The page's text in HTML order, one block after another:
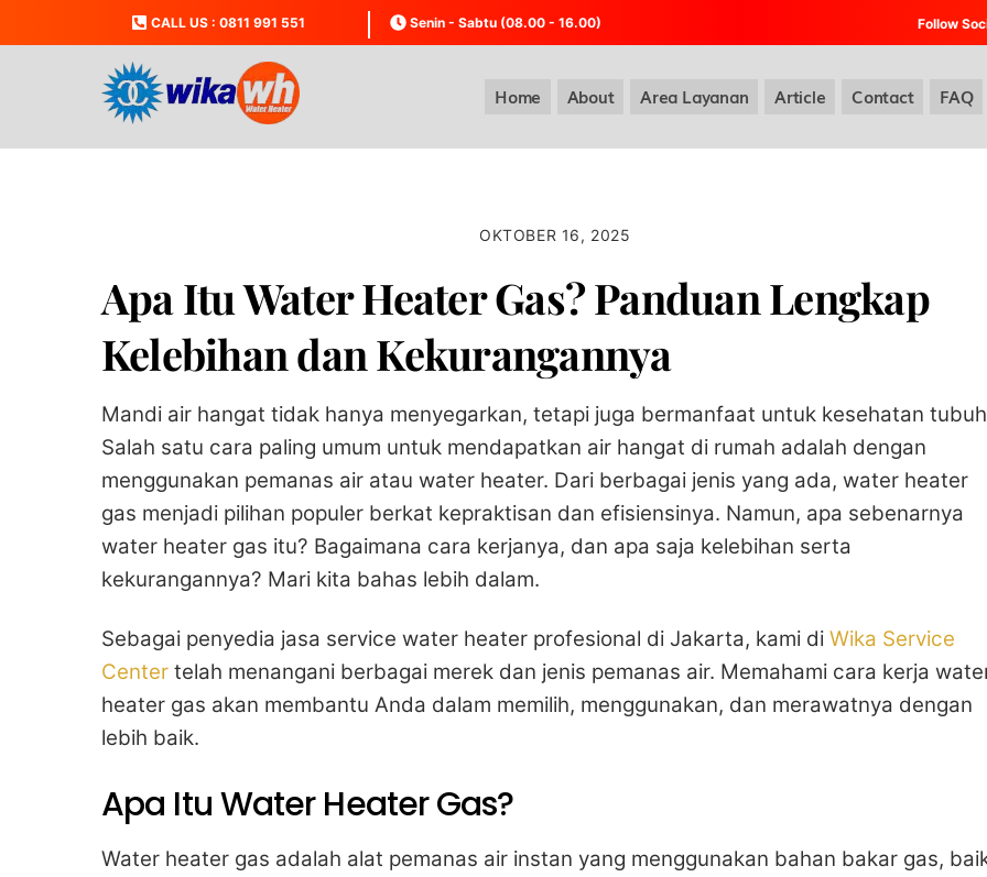
to
CALL US : 0811 991 551 Senin - Sabtu (08.00 - 16.00) Follow
Home About Area Layanan Article Contact FAQ
OKTOBER 16, 2025
Apa Itu Water Heater Gas? Panduan Lengkap
Kelebihan dan Kekurangannya
Mandi air hangat tidak hanya menyegarkan, tetapi juga bermanfaat untuk kesehatan
Salah satu cara paling umum untuk mendapatkan air hangat di rumah adalah dengan
menggunakan pemanas air atau water heater. Dari berbagai jenis yang ada, water heater
gas menjadi pilihan populer berkat kepraktisan dan efisiensinya. Namun, apa sebenarnya
water heater gas itu? Bagaimana cara kerjanya, dan apa saja kelebihan serta
kekurangannya? Mari kita bahas lebih dalam.
Sebagai penyedia jasa service water heater profesional di Jakarta, kami di Wika Service
Center telah menangani berbagai merek dan jenis pemanas air. Memahami cara kerja
heater gas akan membantu Anda dalam memilih, menggunakan, dan merawatnya dengan
lebih baik.
Apa Itu Water Heater Gas?
Water heater gas adalah alat pemanas air instan yang menggunakan bahan bakar gas,